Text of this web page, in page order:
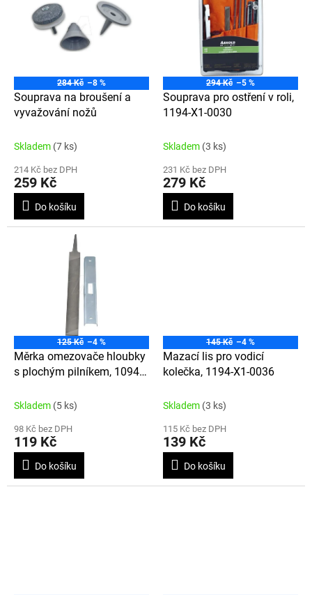
284 Kč –8 %
Souprava na broušení a
vyvažování nožů
Skladem (7 ks)
214 Kč bez DPH
259 Kč
Do košíku
294 Kč –5 %
Souprava pro ostření v roli,
1194-X1-0030
Skladem (3 ks)
231 Kč bez DPH
279 Kč
Do košíku
125 Kč –4 %
Měrka omezovače hloubky
s plochým pilníkem, 1094-
Skladem (5 ks)
98 Kč bez DPH
119 Kč
Do košíku
145 Kč –4 %
Mazací lis pro vodicí
kolečka, 1194-X1-0036
Skladem (3 ks)
115 Kč bez DPH
139 Kč
Do košíku